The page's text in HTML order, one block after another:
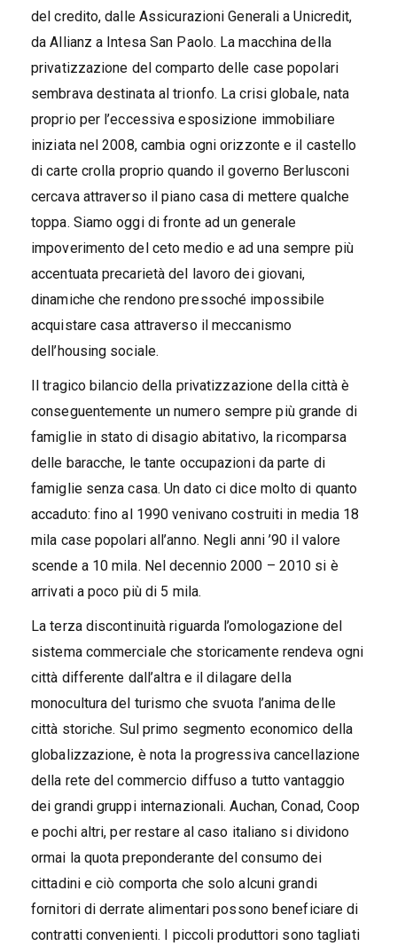
del credito, dalle Assicurazioni Generali a Unicredit,
da Allianz a Intesa San Paolo. La macchina della
privatizzazione del comparto delle case popolari
sembrava destinata al trionfo. La crisi globale, nata
proprio per l’eccessiva esposizione immobiliare
iniziata nel 2008, cambia ogni orizzonte e il castello
di carte crolla proprio quando il governo Berlusconi
cercava attraverso il piano casa di mettere qualche
toppa. Siamo oggi di fronte ad un generale
impoverimento del ceto medio e ad una sempre più
accentuata precarietà del lavoro dei giovani,
dinamiche che rendono pressoché impossibile
acquistare casa attraverso il meccanismo
dell’housing sociale.
Il tragico bilancio della privatizzazione della città è
conseguentemente un numero sempre più grande di
famiglie in stato di disagio abitativo, la ricomparsa
delle baracche, le tante occupazioni da parte di
famiglie senza casa. Un dato ci dice molto di quanto
accaduto: fino al 1990 venivano costruiti in media 18
mila case popolari all’anno. Negli anni ’90 il valore
scende a 10 mila. Nel decennio 2000 – 2010 si è
arrivati a poco più di 5 mila.
La terza discontinuità riguarda l’omologazione del
sistema commerciale che storicamente rendeva ogni
città differente dall’altra e il dilagare della
monocultura del turismo che svuota l’anima delle
città storiche. Sul primo segmento economico della
globalizzazione, è nota la progressiva cancellazione
della rete del commercio diffuso a tutto vantaggio
dei grandi gruppi internazionali. Auchan, Conad, Coop
e pochi altri, per restare al caso italiano si dividono
ormai la quota preponderante del consumo dei
cittadini e ciò comporta che solo alcuni grandi
fornitori di derrate alimentari possono beneficiare di
contratti convenienti. I piccoli produttori sono tagliati